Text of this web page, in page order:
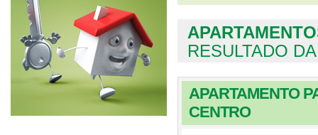
RESULTADO
APARTAMENTO
CENTRO